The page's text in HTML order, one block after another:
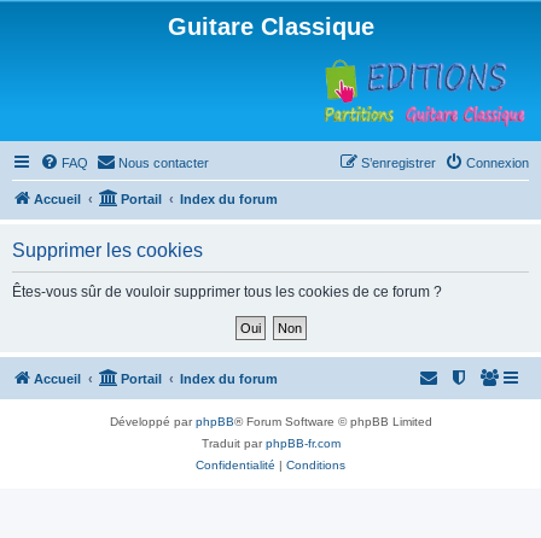
Guitare Classique
FAQ Nous contacter Connexion
S’enregistrer
Accueil Portail Index du forum
Supprimer les cookies
Êtes-vous sûr de vouloir supprimer tous les cookies de ce forum ?
Accueil Portail Index du forum
Développé parphpBB® Forum Software © phpBB Limited
Traduit parphpBB-fr.com
Confidentialité | Conditions